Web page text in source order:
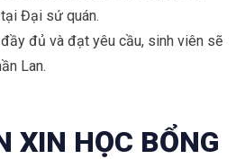
Đại sứ quán.
đủ và đạt yêu cầu, sinh viên sẽ
Lan.
XIN HỌC BỔNG